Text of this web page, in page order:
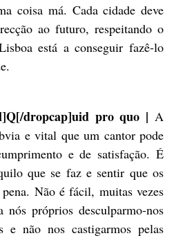
coisa má. Cada cidade deve
ao futuro, respeitando o
está a conseguir fazê-lo
dropcap]uid pro quo | A
e vital que um cantor pode
e de satisfação. É
que se faz e sentir que os
Não é fácil, muitas vezes
nós próprios desculparmo-nos
e não nos castigarmos pelas